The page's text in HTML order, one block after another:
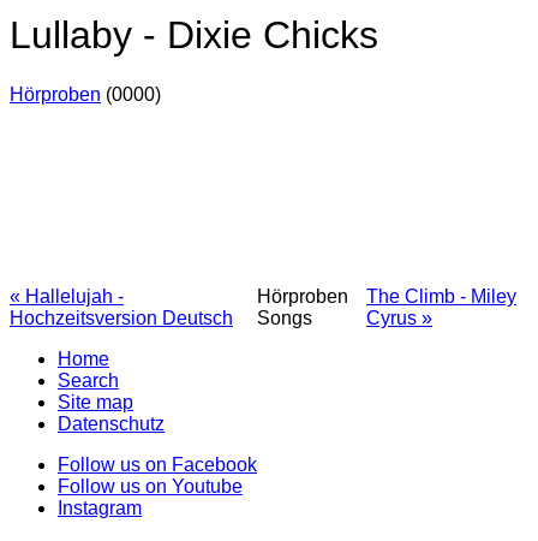
Lullaby - Dixie Chicks
Hörproben (0000)
« Hallelujah -
Hochzeitsversion Deutsch
Hörproben
Songs
The Climb - Miley
Cyrus »
Home
Search
Site map
Datenschutz
Follow us on Facebook
Follow us on Youtube
Instagram